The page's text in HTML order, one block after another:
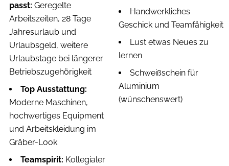
passt: Geregelte
Arbeitszeiten, 28 Tage
Jahresurlaub und
Urlaubsgeld, weitere
Urlaubstage bei längerer
Betriebszugehörigkeit
Top Ausstattung:
Moderne Maschinen,
hochwertiges Equipment
und Arbeitskleidung im
Gräber-Look
Teamspirit: Kollegialer
Handwerkliches
Geschick und Teamfähigkeit
Lust etwas Neues zu
lernen
Schweißschein für
Aluminium
(wünschenswert)